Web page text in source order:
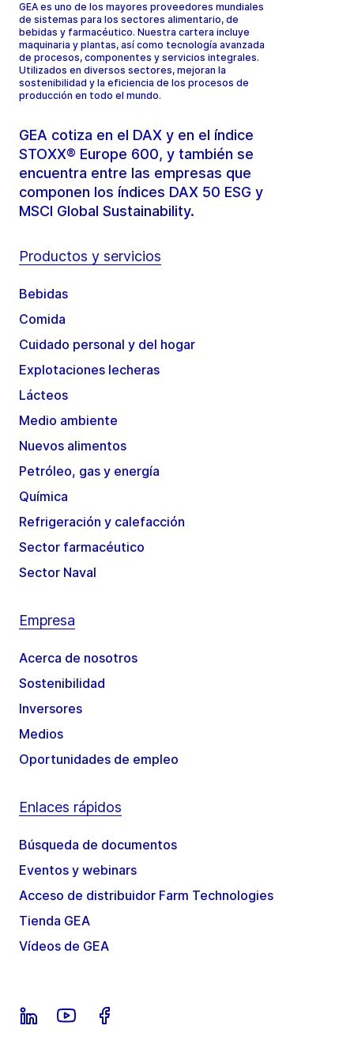
GEA es uno de los mayores proveedores mundiales
de sistemas para los sectores alimentario, de
bebidas y farmacéutico. Nuestra cartera incluye
maquinaria y plantas, así como tecnología avanzada
de procesos, componentes y servicios integrales.
Utilizados en diversos sectores, mejoran la
sostenibilidad y la eficiencia de los procesos de
producción en todo el mundo.
GEA cotiza en el DAX y en el índice
STOXX® Europe 600, y también se
encuentra entre las empresas que
componen los índices DAX 50 ESG y
MSCI Global Sustainability.
Productos y servicios
Bebidas
Comida
Cuidado personal y del hogar
Explotaciones lecheras
Lácteos
Medio ambiente
Nuevos alimentos
Petróleo, gas y energía
Química
Refrigeración y calefacción
Sector farmacéutico
Sector Naval
Empresa
Acerca de nosotros
Sostenibilidad
Inversores
Medios
Oportunidades de empleo
Enlaces rápidos
Búsqueda de documentos
Eventos y webinars
Acceso de distribuidor Farm Technologies
Tienda GEA
Vídeos de GEA